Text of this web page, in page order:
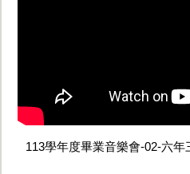
113學年度畢業音樂會-02-六